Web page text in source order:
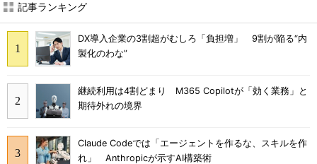
記事ランキング
DX導入企業の3割超がむしろ「負担増」 9割が陥る“内
製化のわな”
継続利用は4割どまり M365 Copilotが「効く業務」と
期待外れの境界
Claude Codeでは「エージェントを作るな、スキルを作
れ」 Anthropicが示すAI構築術